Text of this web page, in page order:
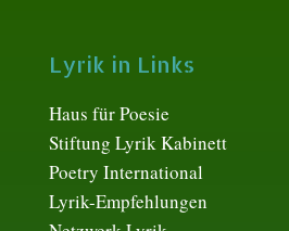
Lyrik in Links
Haus für Poesie
Stiftung Lyrik Kabinett
Poetry International
Lyrik-Empfehlungen